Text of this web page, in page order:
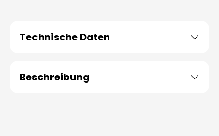
Technische Daten
Beschreibung